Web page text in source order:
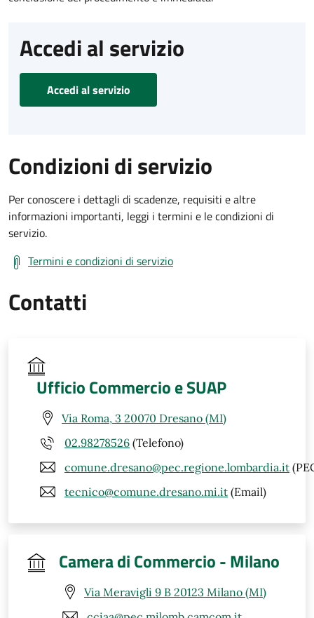
Accedi al servizio
Accedi al servizio
Condizioni di servizio
Per conoscere i dettagli di scadenze, requisiti e altre
informazioni importanti, leggi i termini e le condizioni di
servizio.
Termini e condizioni di servizio
Contatti
Ufficio Commercio e SUAP
Via Roma, 3 20070 Dresano (MI)
02.98278526 (Telefono)
comune.dresano@pec.regione.lombardia.it
tecnico@comune.dresano.mi.it (Email)
Camera di Commercio - Milano
Via Meravigli 9 B 20123 Milano (MI)